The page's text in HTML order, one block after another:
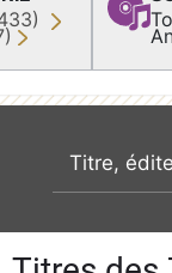
recherche